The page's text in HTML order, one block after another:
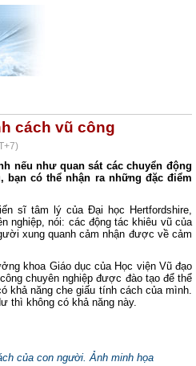
cách vũ công
nếu như quan sát các chuyển động
có thể nhận ra những đặc điểm
sĩ tâm lý của Đại học Hertfordshire,
nghiệp, nói: các động tác khiêu vũ của
xung quanh cảm nhận được về cảm
khoa Giáo dục của Học viện Vũ đạo
chuyên nghiệp được đào tạo để thể
khả năng che giấu tính cách của mình.
thì không có khả năng này.
của con người. Ảnh minh họa